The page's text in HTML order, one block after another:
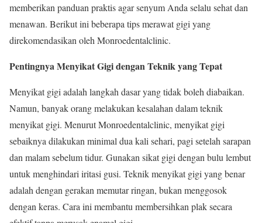
memberikan panduan praktis agar senyum Anda selalu sehat dan
menawan. Berikut ini beberapa tips merawat gigi yang
direkomendasikan oleh Monroedentalclinic.
Pentingnya Menyikat Gigi dengan Teknik yang Tepat
Menyikat gigi adalah langkah dasar yang tidak boleh diabaikan.
Namun, banyak orang melakukan kesalahan dalam teknik
menyikat gigi. Menurut Monroedentalclinic, menyikat gigi
sebaiknya dilakukan minimal dua kali sehari, pagi setelah sarapan
dan malam sebelum tidur. Gunakan sikat gigi dengan bulu lembut
untuk menghindari iritasi gusi. Teknik menyikat gigi yang benar
adalah dengan gerakan memutar ringan, bukan menggosok
dengan keras. Cara ini membantu membersihkan plak secara